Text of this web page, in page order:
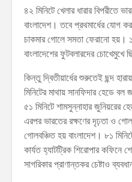
৪২ মিনিটে খেলার ধারার বিপরীতে
বাংলাদেশ। তবে প্রথমার্ধের যোগ
চাকমার গোলে সমতা ফেরানো হয়।
বাংলাদেশের ফুটবলারদের চোখেমুখে
কিন্তু দ্বিতীয়ার্ধের শুরুতেই ছন্দ
মিনিটের মাথায় সানফিদার হেডে
৫১ মিনিটে শামসুন্নাহার জুনিয়রের
এরপর ভারতের রক্ষণের দৃঢ়তা ও
গোলবঞ্চিত হয় বাংলাদেশ। ৮১
কার্যত হ্যাটট্রিক শিরোপার কফিনে
সাগরিকার প্রাণান্তকর চেষ্টাও